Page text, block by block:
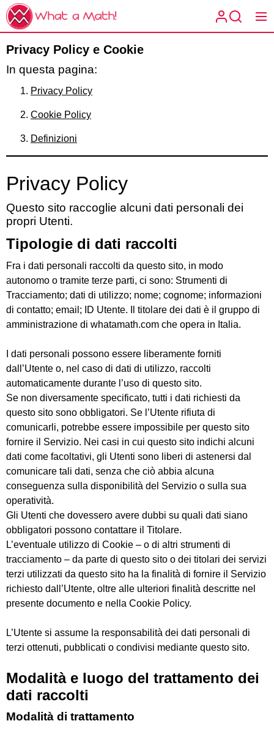
Skip
to
the
content
What
What a
Math!
modo
Privacy Policy e Cookie
In questa pagina:
Privacy Policy
Cookie Policy
Definizioni
Privacy Policy
Questo sito raccoglie alcuni dati personali dei
propri Utenti.
Tipologie di dati raccolti
Fra i dati personali raccolti da questo sito, in modo
autonomo o tramite terze parti, ci sono: Strumenti di
Tracciamento; dati di utilizzo; nome; cognome; informazioni
di contatto; email; ID Utente. Il titolare dei dati è il gruppo di
amministrazione di whatamath.com che opera in Italia.
I dati personali possono essere liberamente forniti
dall’Utente o, nel caso di dati di utilizzo, raccolti
automaticamente durante l’uso di questo sito.
Se non diversamente specificato, tutti i dati richiesti da
questo sito sono obbligatori. Se l’Utente rifiuta di
comunicarli, potrebbe essere impossibile per questo sito
fornire il Servizio. Nei casi in cui questo sito indichi alcuni
dati come facoltativi, gli Utenti sono liberi di astenersi dal
comunicare tali dati, senza che ciò abbia alcuna
conseguenza sulla disponibilità del Servizio o sulla sua
operatività.
Gli Utenti che dovessero avere dubbi su quali dati siano
obbligatori possono contattare il Titolare.
L’eventuale utilizzo di Cookie – o di altri strumenti di
tracciamento – da parte di questo sito o dei titolari dei servizi
terzi utilizzati da questo sito ha la finalità di fornire il Servizio
richiesto dall’Utente, oltre alle ulteriori finalità descritte nel
presente documento e nella Cookie Policy.
L’Utente si assume la responsabilità dei dati personali di
terzi ottenuti, pubblicati o condivisi mediante questo sito.
Modalità e luogo del trattamento dei
dati raccolti
Modalità di trattamento